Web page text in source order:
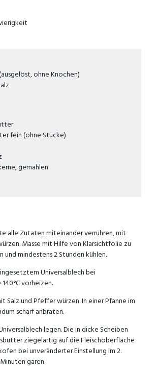
ohne Knochen)
fein (ohne Stücke)
gemahlen
alle Zutaten miteinander verrühren, mit
Masse mit Hilfe von Klarsichtfolie zu
und mindestens 2 Stunden kühlen.
Universalblech bei
vorheizen.
Salz und Pfeffer würzen. In einer Pfanne im
scharf anbraten.
legen. Die in dicke Scheiben
ziegelartig auf die Fleischoberfläche
bei unveränderter Einstellung im 2.
garen.